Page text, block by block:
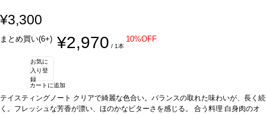
¥3,300
まとめ買い(6+) ¥2,970 / 1本
10%OFF
お気に
入り登
録
カートに追加
テイスティングノート クリアで綺麗な色合い。バランスの取れた味わいが、長く続
く。フレッシュな芳香が漂い、ほのかなビターさを感じる。 合う料理 白身肉のオ